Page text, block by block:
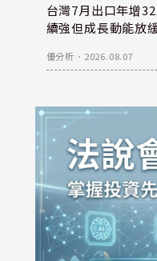
台灣7月出口年增
續強但成長動能放
優分析 ． 2026.08.07